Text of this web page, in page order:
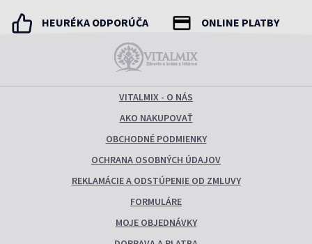
HEURÉKA ODPORÚČA ONLINE PLATBY
VITALMIX - O NÁS
AKO NAKUPOVAŤ
OBCHODNÉ PODMIENKY
OCHRANA OSOBNÝCH ÚDAJOV
REKLAMÁCIE A ODSTÚPENIE OD ZMLUVY
FORMULÁRE
MOJE OBJEDNÁVKY